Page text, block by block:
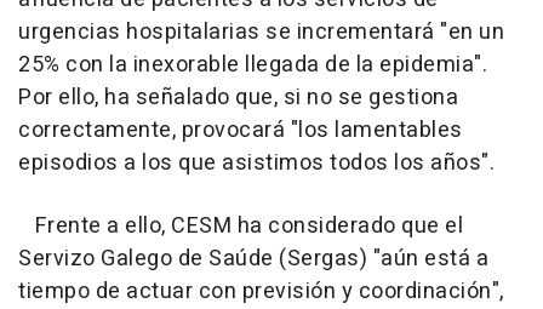
urgencias hospitalarias se incrementará "en un
25% con la inexorable llegada de la epidemia".
Por ello, ha señalado que, si no se gestiona
correctamente, provocará "los lamentables
episodios a los que asistimos todos los años".
Frente a ello, CESM ha considerado que el
Servizo Galego de Saúde (Sergas) "aún está a
tiempo de actuar con previsión y coordinación",